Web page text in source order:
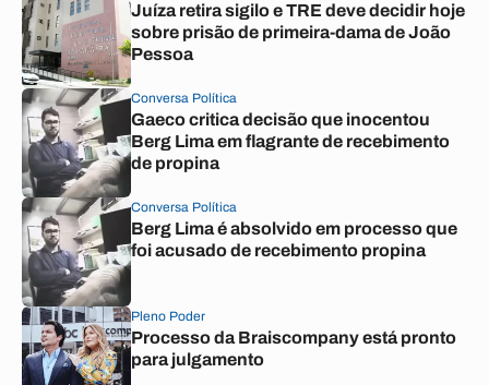
Juíza retira sigilo e TRE deve decidir hoje
sobre prisão de primeira-dama de João
Pessoa
Conversa Política
Gaeco critica decisão que inocentou
Berg Lima em flagrante de recebimento
de propina
Conversa Política
Berg Lima é absolvido em processo que
foi acusado de recebimento propina
Pleno Poder
Processo da Braiscompany está pronto
para julgamento